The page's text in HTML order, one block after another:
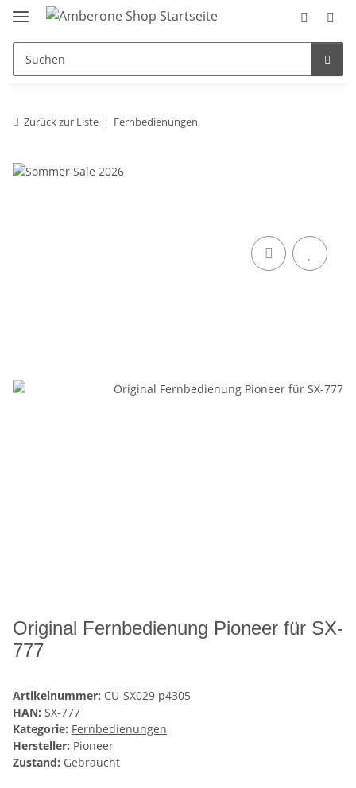
Zurück zur Liste Fernbedienungen
Original Fernbedienung Pioneer für SX-
777
Artikelnummer: CU-SX029 p4305
HAN: SX-777
Kategorie: Fernbedienungen
Hersteller: Pioneer
Zustand: Gebraucht